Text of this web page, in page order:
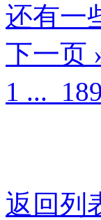
还有一
下一页
1 ... 189
返回列